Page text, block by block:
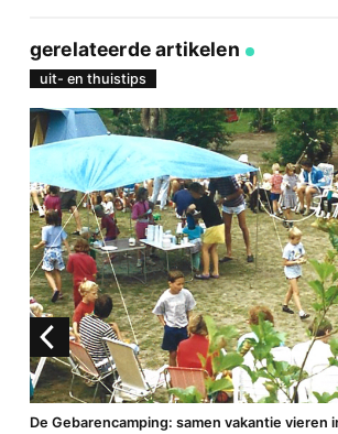
gerelateerde artikelen
uit- en thuistips
De Gebarencamping: samen vakantie vieren